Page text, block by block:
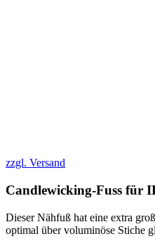
zzgl. Versand
Candlewicking-Fuss für
Dieser Nähfuß hat eine extra
optimal über voluminöse Stiche